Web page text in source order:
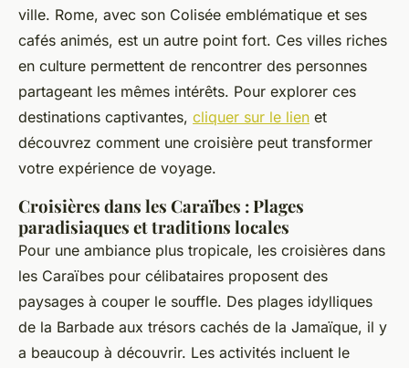
ville. Rome, avec son Colisée emblématique et ses
cafés animés, est un autre point fort. Ces villes riches
en culture permettent de rencontrer des personnes
partageant les mêmes intérêts. Pour explorer ces
destinations captivantes, cliquer sur le lien et
découvrez comment une croisière peut transformer
votre expérience de voyage.
Croisières dans les Caraïbes : Plages
paradisiaques et traditions locales
Pour une ambiance plus tropicale, les croisières dans
les Caraïbes pour célibataires proposent des
paysages à couper le souffle. Des plages idylliques
de la Barbade aux trésors cachés de la Jamaïque, il y
a beaucoup à découvrir. Les activités incluent le